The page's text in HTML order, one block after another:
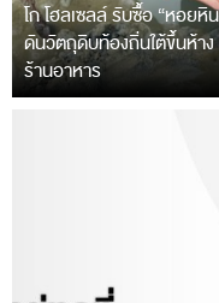
โก โฮลเซลล์ รับซื้อ “หอย
ดันวัตถุดิบท้องถิ่นใต้ขึ้นห้า
ร้านอาหาร